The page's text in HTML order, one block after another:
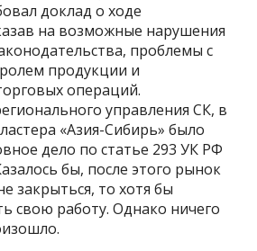
доклад о ходе
на возможные нарушения
проблемы с
продукции и
операций.
управления СК, в
«Азия-Сибирь» было
дело по статье 293 УК РФ
бы, после этого рынок
закрыться, то хотя бы
свою работу. Однако ничего